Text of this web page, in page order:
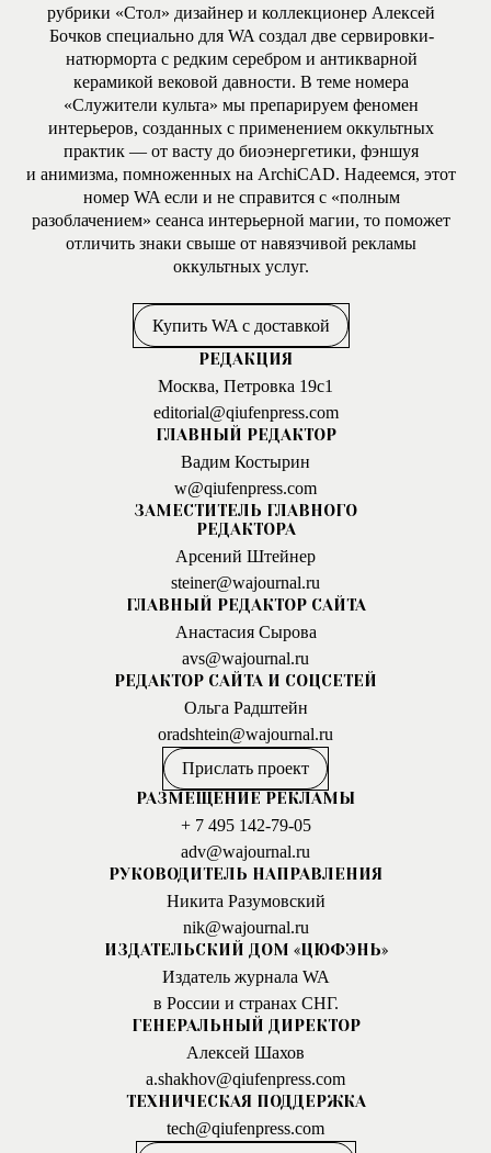
рубрики «Стол» дизайнер и коллекционер Алексей
Бочков специально для WA создал две сервировки-
натюрморта с редким серебром и антикварной
керамикой вековой давности. В теме номера
«Служители культа» мы препарируем феномен
интерьеров, созданных с применением оккультных
практик — от васту до биоэнергетики, фэншуя
и анимизма, помноженных на ArchiCAD. Надеемся, этот
номер WA если и не справится с «полным
разоблачением» сеанса интерьерной магии, то поможет
отличить знаки свыше от навязчивой рекламы
оккультных услуг.
Купить WA с доставкой
РЕДАКЦИЯ
Москва, Петровка 19с1
editorial@qiufenpress.com
ГЛАВНЫЙ РЕДАКТОР
Вадим Костырин
w@qiufenpress.com
ЗАМЕСТИТЕЛЬ ГЛАВНОГО
РЕДАКТОРА
Арсений Штейнер
steiner@wajournal.ru
ГЛАВНЫЙ РЕДАКТОР САЙТА
Анастасия Сырова
avs@wajournal.ru
РЕДАКТОР САЙТА И СОЦСЕТЕЙ
Ольга Радштейн
oradshtein@wajournal.ru
Прислать проект
РАЗМЕЩЕНИЕ РЕКЛАМЫ
+ 7 495 142-79-05
adv@wajournal.ru
РУКОВОДИТЕЛЬ НАПРАВЛЕНИЯ
Никита Разумовский
nik@wajournal.ru
ИЗДАТЕЛЬСКИЙ ДОМ «ЦЮФЭНЬ»
Издатель журнала WA
в России и странах СНГ.
ГЕНЕРАЛЬНЫЙ ДИРЕКТОР
Алексей Шахов
a.shakhov@qiufenpress.com
ТЕХНИЧЕСКАЯ ПОДДЕРЖКА
tech@qiufenpress.com